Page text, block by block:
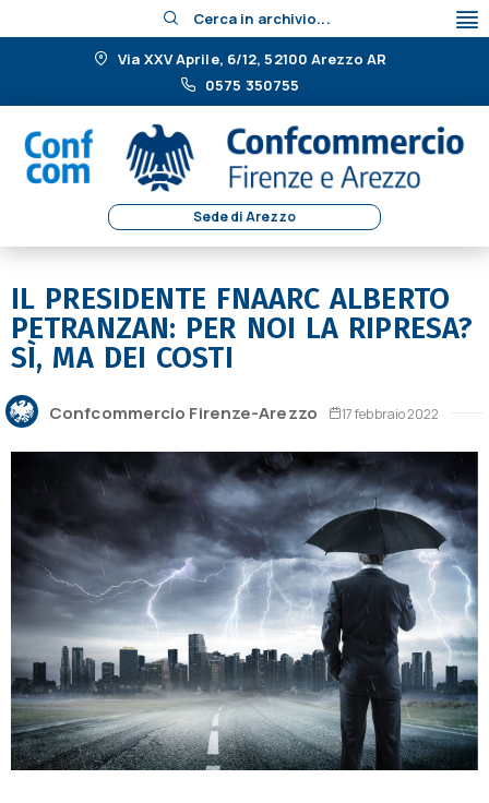
Cerca in archivio...
Via XXV Aprile, 6/12, 52100 Arezzo AR
0575 350755
Sede di Arezzo
IL PRESIDENTE FNAARC ALBERTO
PETRANZAN: PER NOI LA RIPRESA?
SÌ, MA DEI COSTI
Confcommercio Firenze-Arezzo 17 febbraio 2022